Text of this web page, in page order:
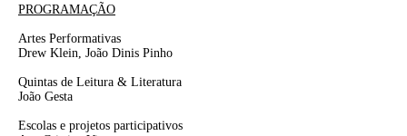
PROGRAMAÇÃO
Artes Performativas
Drew Klein, João Dinis Pinho
Quintas de Leitura & Literatura
João Gesta
Escolas e projetos participativos